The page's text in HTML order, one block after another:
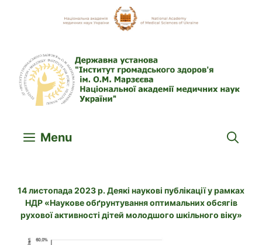
Menu
14 листопада 2023 р. Деякі наукові публікації у рамках
НДР «Наукове обґрунтування оптимальних обсягів
рухової активності дітей молодшого шкільного віку»